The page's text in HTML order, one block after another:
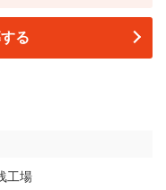
る
工場